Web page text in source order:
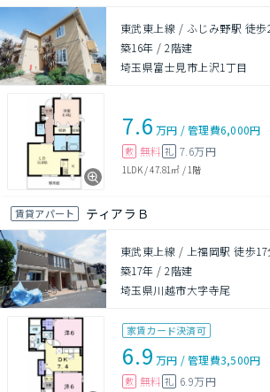
東武東上線 / ふじみ野駅 徒歩
築16年 /2階建
埼玉県富士見市上沢1丁目
7.6 万円 /管理費6,000円
敷 無料 礼 7.6万円
1LDK/47.81㎡ / 1階
賃貸アパート ティアラＢ
東武東上線 / 上福岡駅 徒歩17
築17年 /2階建
埼玉県川越市大字寺尾
家賃カード決済可
6.9 万円 /管理費3,500円
敷 無料 礼 6.9万円